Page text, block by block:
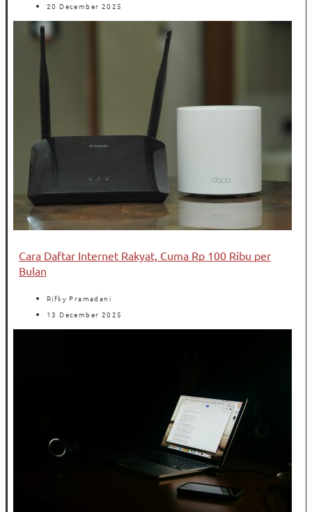
20 December 2025
Cara Daftar Internet Rakyat, Cuma Rp 100 Ribu per
Bulan
Rifky Pramadani
13 December 2025